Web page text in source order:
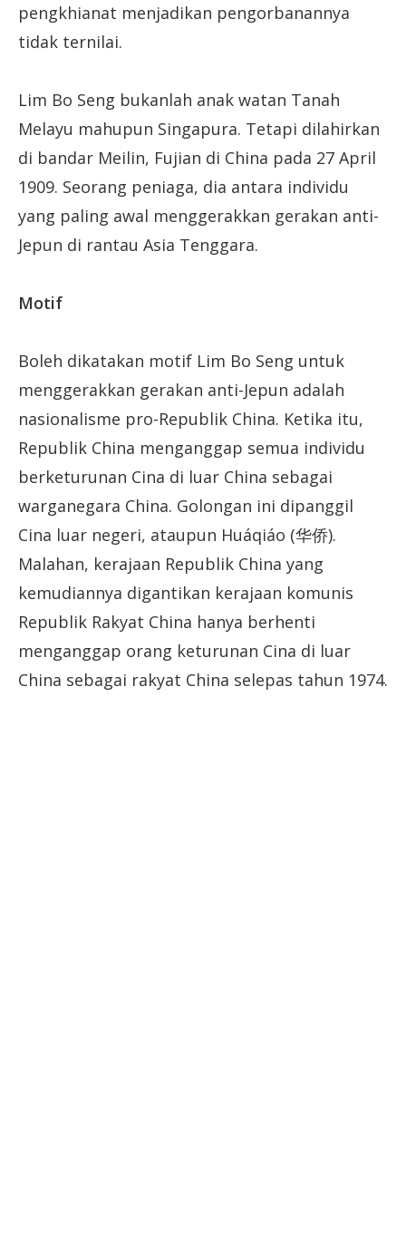
pengkhianat menjadikan pengorbanannya
tidak ternilai.
Lim Bo Seng bukanlah anak watan Tanah
Melayu mahupun Singapura. Tetapi dilahirkan
di bandar Meilin, Fujian di China pada 27 April
1909. Seorang peniaga, dia antara individu
yang paling awal menggerakkan gerakan anti-
Jepun di rantau Asia Tenggara.
Motif
Boleh dikatakan motif Lim Bo Seng untuk
menggerakkan gerakan anti-Jepun adalah
nasionalisme pro-Republik China. Ketika itu,
Republik China menganggap semua individu
berketurunan Cina di luar China sebagai
warganegara China. Golongan ini dipanggil
Cina luar negeri, ataupun Huáqiáo (华侨).
Malahan, kerajaan Republik China yang
kemudiannya digantikan kerajaan komunis
Republik Rakyat China hanya berhenti
menganggap orang keturunan Cina di luar
China sebagai rakyat China selepas tahun 1974.